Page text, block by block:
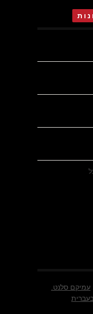
עמיקם סלנט.